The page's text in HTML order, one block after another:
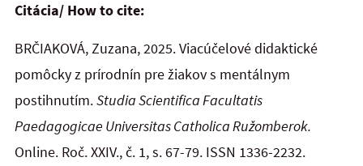
Citácia/ How to cite:
BRČIAKOVÁ, Zuzana, 2025. Viacúčelové didaktické
pomôcky z prírodnín pre žiakov s mentálnym
postihnutím.Studia Scientifica Facultatis
Paedagogicae Universitas Catholica Ružomberok.
Online. Roč. XXIV., č. 1, s. 67-79. ISSN 1336-2232.